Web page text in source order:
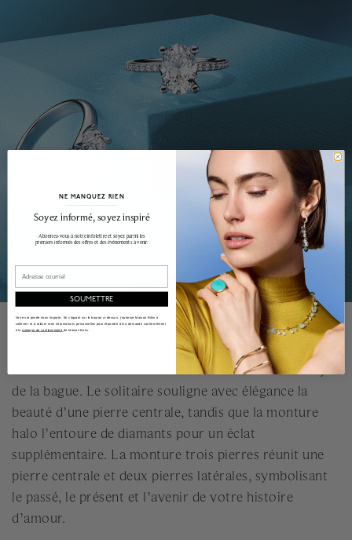
EXPLORER LES MONTURES
La monture met le diamant en valeur et définit le style
de la bague. Le solitaire souligne avec élégance la
beauté d’une pierre centrale, tandis que la monture
halo l’entoure de diamants pour un éclat
supplémentaire. La monture trois pierres réunit une
pierre centrale et deux pierres latérales, symbolisant
le passé, le présent et l’avenir de votre histoire
d’amour.
NE MANQUEZ RIEN
Soyez informé, soyez inspiré
Abonnez-vous à notre infolettre et soyez parmi les
premiers informés des offres et des événements à venir.
SOUMETTRE
Votre vie privée nous importe. En cliquant sur le bouton ci-dessus, j'autorise Maison Bikrs à
collecter et à utiliser mes informations personnelles pour répondre à ma demande conformément
à lapolitique de confidentialité de Maison Birks.